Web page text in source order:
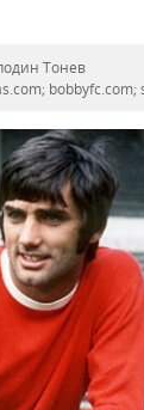
Тонев
bobbyfc.com;